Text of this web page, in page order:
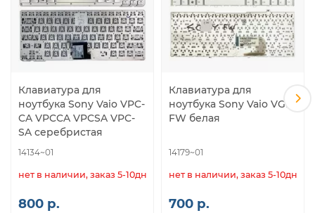
Клавиатура для
ноутбука Sony Vaio VPC-
CA VPCCA VPCSA VPC-
SA серебристая
14134~01
нет в наличии, заказ 5-10дн.
800 р.
Клавиатура для
ноутбука Sony Vaio VGN-
FW белая
14179~01
нет в наличии, заказ 5-10дн.
700 р.